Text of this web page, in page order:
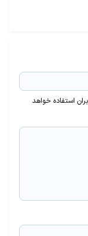
استفاده خواهد